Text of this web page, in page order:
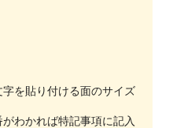
字を貼り付ける面のサイズ
わかれば特記事項に記入